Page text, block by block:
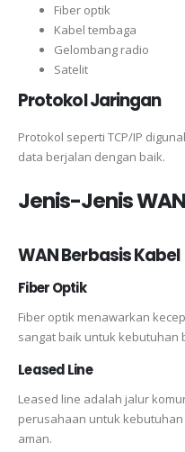
Fiber optik
Kabel tembaga
Gelombang radio
Satelit
Protokol Jaringan
Protokol seperti TCP/IP
data berjalan dengan baik.
Jenis-Jenis WAN
WAN Berbasis Kabel
Fiber Optik
Fiber optik menawarkan
sangat baik untuk kebutuhan
Leased Line
Leased line adalah jalur
perusahaan untuk
aman.